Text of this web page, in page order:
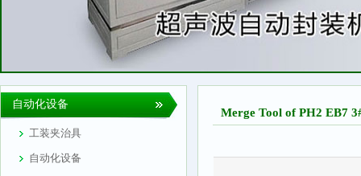
自动化设备
工装夹治具
自动化设备
Merge Tool of PH2 EB7